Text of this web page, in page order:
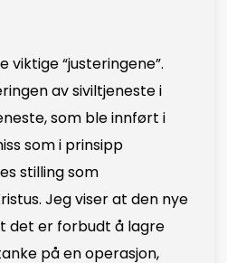
“justeringene”.
av siviltjeneste i
som ble innført i
som i prinsipp
stilling som
Jeg viser at den nye
det er forbudt å lagre
på en operasjon,